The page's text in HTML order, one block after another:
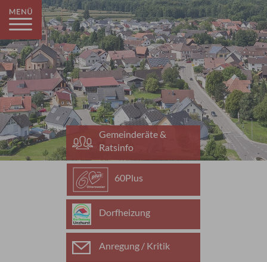
Gemeinderäte &
Ratsinfo
60Plus
Dorfheizung
Anregung / Kritik